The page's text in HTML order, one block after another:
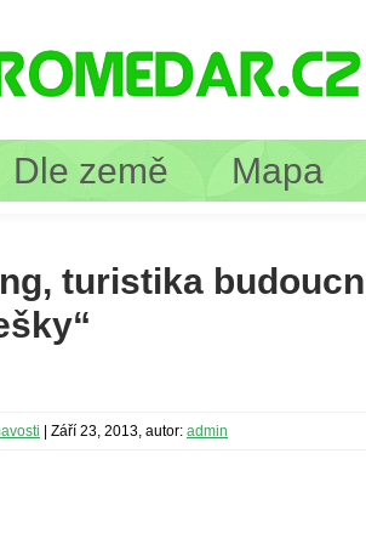
Dle země Mapa
turistika
Září 23, 2013, autor: admin